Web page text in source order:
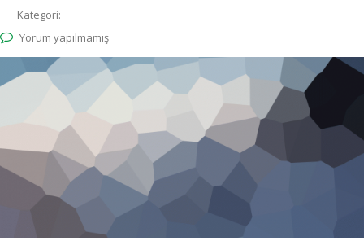
Kategori:
Yorum yapılmamış